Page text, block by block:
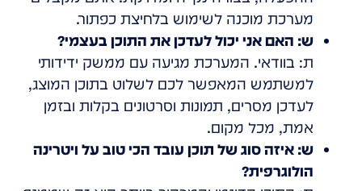
מערכת מוכנה לשימוש בלחיצת כפתור.
ש: האם אני יכול לעדכן את התוכן בעצמי?
ת: בוודאי. המערכת מגיעה עם ממשק ידידותי
למשתמש המאפשר לכם לשלוט בתוכן המוצג,
לעדכן מסרים, תמונות וסרטונים בקלות ובזמן
אמת, מכל מקום.
ש: איזה סוג של תוכן עובד הכי טוב על ויטרינה
הולוגרפית?